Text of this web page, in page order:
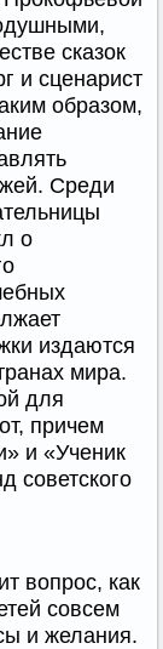
сказок
и сценарист
образом,
Среди
о
издаются
мира.
для
причем
и «Ученик
советского
вопрос, как
совсем
и желания.